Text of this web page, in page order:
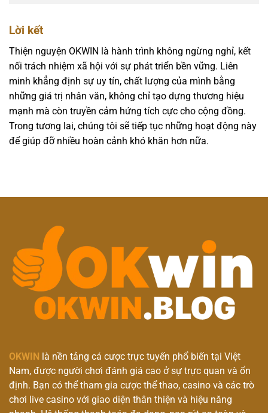
Lời kết
Thiện nguyện OKWIN là hành trình không ngừng nghỉ, kết
nối trách nhiệm xã hội với sự phát triển bền vững. Liên
minh khẳng định sự uy tín, chất lượng của mình bằng
những giá trị nhân văn, không chỉ tạo dựng thương hiệu
mạnh mà còn truyền cảm hứng tích cực cho cộng đồng.
Trong tương lai, chúng tôi sẽ tiếp tục những hoạt động này
để giúp đỡ nhiều hoàn cảnh khó khăn hơn nữa.
OKWIN là nền tảng cá cược trực tuyến phổ biến tại Việt
Nam, được người chơi đánh giá cao ở sự trực quan và ổn
định. Bạn có thể tham gia cược thể thao, casino và các trò
chơi live casino với giao diện thân thiện và hiệu năng